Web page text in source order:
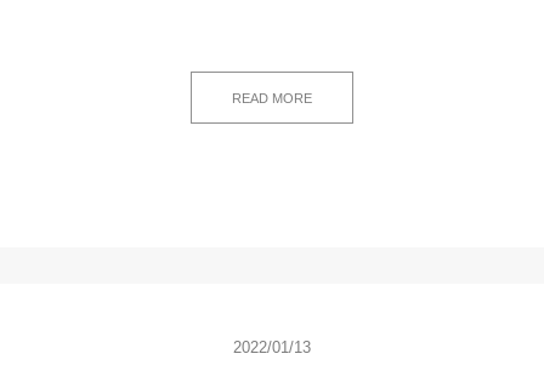
READ MORE
2022/01/13